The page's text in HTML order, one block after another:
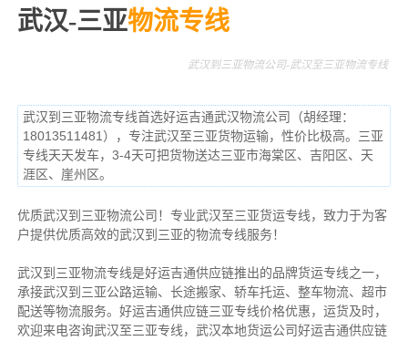
武汉-三亚物流专线
武汉到三亚物流公司-武汉至三亚物流专线
武汉到三亚物流专线首选好运吉通武汉物流公司（胡经理：
18013511481），专注武汉至三亚货物运输，性价比极高。三亚
专线天天发车，3-4天可把货物送达三亚市海棠区、吉阳区、天
涯区、崖州区。
优质武汉到三亚物流公司！专业武汉至三亚货运专线，致力于为客
户提供优质高效的武汉到三亚的物流专线服务！
武汉到三亚物流专线是好运吉通供应链推出的品牌货运专线之一，
承接武汉到三亚公路运输、长途搬家、轿车托运、整车物流、超市
配送等物流服务。 好运吉通供应链三亚专线价格优惠，运货及时，
欢迎来电咨询武汉至三亚专线，武汉本地货运公司好运吉通供应链